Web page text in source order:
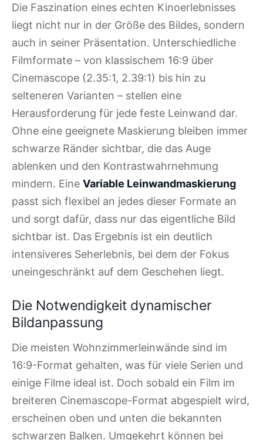
Die Faszination eines echten Kinoerlebnisses
liegt nicht nur in der Größe des Bildes, sondern
auch in seiner Präsentation. Unterschiedliche
Filmformate – von klassischem 16:9 über
Cinemascope (2.35:1, 2.39:1) bis hin zu
selteneren Varianten – stellen eine
Herausforderung für jede feste Leinwand dar.
Ohne eine geeignete Maskierung bleiben immer
schwarze Ränder sichtbar, die das Auge
ablenken und den Kontrastwahrnehmung
mindern. Eine Variable Leinwandmaskierung
passt sich flexibel an jedes dieser Formate an
und sorgt dafür, dass nur das eigentliche Bild
sichtbar ist. Das Ergebnis ist ein deutlich
intensiveres Seherlebnis, bei dem der Fokus
uneingeschränkt auf dem Geschehen liegt.
Die Notwendigkeit dynamischer
Bildanpassung
Die meisten Wohnzimmerleinwände sind im
16:9-Format gehalten, was für viele Serien und
einige Filme ideal ist. Doch sobald ein Film im
breiteren Cinemascope-Format abgespielt wird,
erscheinen oben und unten die bekannten
schwarzen Balken. Umgekehrt können bei